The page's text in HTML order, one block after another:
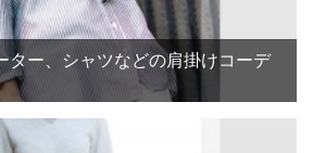
ター、シャツなどの肩掛けコーデ